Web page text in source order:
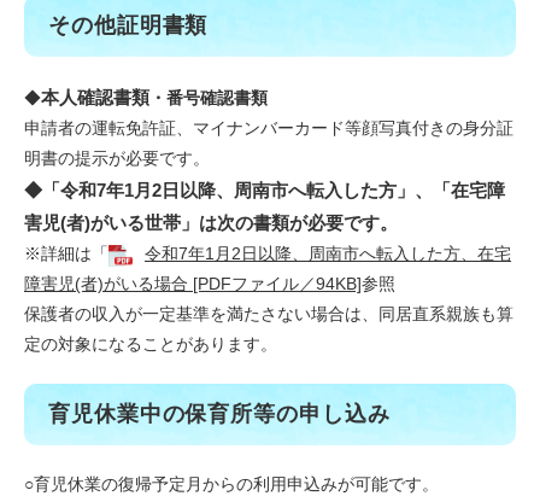
その他証明書類
◆本人確認書類 ・​番号確認書類​
申請者の運転免許証、マイナンバーカード等顔写真付きの身分証
明書の提示が必要です。
◆「令和7年1月2日以降、周南市へ転入した方」、「在宅障
害児(者)がいる世帯」は次の書類が必要です。
※詳細は「
令和7年1月2日以降、周南市へ転入した方、在宅
障害児(者)がいる場合 [PDFファイル／94KB]参照
​保護者の収入が一定基準を満たさない場合は、同居直系親族も算
定の対象になることがあります。
育児休業中の保育所等の申し込み
○育児休業の復帰予定月からの利用申込みが可能です。